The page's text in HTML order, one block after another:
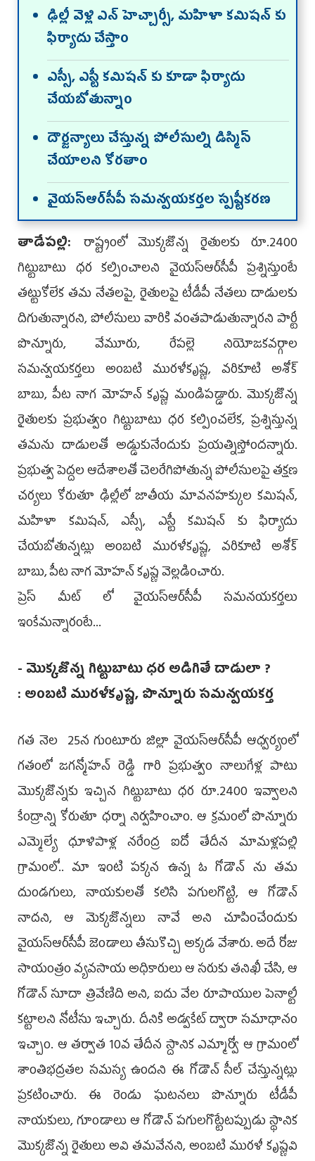
ఢిల్లీ వెళ్లి ఎన్ హెచ్చార్సీ, మహిళా కమిషన్ కు
ఫిర్యాదు చేస్తాం
ఎస్సీ, ఎస్టీ కమిషన్ కు కూడా ఫిర్యాదు
చేయబోతున్నాం
దౌర్జన్యాలు చేస్తున్న పోలీసుల్ని డిస్మిస్
చేయాలని కోరతాం
వైయస్ఆర్‌సీపీ సమన్వయకర్తల స్పష్టీకరణ
తాడేపల్లి: రాష్ట్రంలో మొక్కజొన్న రైతులకు రూ.2400
గిట్టుబాటు ధర కల్పించాలని వైయస్ఆర్‌సీపీ ప్రశ్నిస్తుంటే
తట్టుకోలేక తమ నేతలపై, రైతులపై టీడీపీ నేతలు దాడులకు
దిగుతున్నారని, పోలీసులు వారికి వంతపాడుతున్నారని పార్టీ
పొన్నూరు, వేమూరు, రేపల్లె నియోజకవర్గాల
సమన్వయకర్తలు అంబటి మురళీకృష్ణ, వరికూటి అశోక్
బాబు, పీట నాగ మోహన్ కృష్ణ మండిపడ్డారు. మొక్కజొన్న
రైతులకు ప్రభుత్వం గిట్టుబాటు ధర కల్పించలేక, ప్రశ్నిస్తున్న
తమను దాడులతో అడ్డుకునేందుకు ప్రయత్నిస్తోందన్నారు.
ప్రభుత్వ పెద్దల ఆదేశాలతో చెలరేగిపోతున్న పోలీసులపై తక్షణ
చర్యలు కోరుతూ ఢిల్లీలో జాతీయ మావనహక్కుల కమిషన్,
మహిళా కమిషన్, ఎస్సీ, ఎస్టీ కమిషన్ కు ఫిర్యాదు
చేయబోతున్నట్లు అంబటి మురళీకృష్ణ, వరికూటి అశోక్
బాబు, పీట నాగ మోహన్ కృష్ణ వెల్లడించారు.
ప్రెస్ మీట్ లో వైయస్ఆర్‌సీపీ సమనయకర్తలు
ఇంకేమన్నారంటే...
- మొక్కజొన్న గిట్టుబాటు ధర అడిగితే దాడులా ?
: అంబటి మురళీకృష్ణ, పొన్నూరు సమన్వయకర్త
గత నెల 25న గుంటూరు జిల్లా వైయస్ఆర్‌సీపీ ఆధ్వర్యంలో
గతంలో జగన్మోహన్ రెడ్డి గారి ప్రభుత్వం నాలుగేళ్ల పాటు
మొక్కజొన్నకు ఇచ్చిన గిట్టుబాటు ధర రూ.2400 ఇవ్వాలని
కేంద్రాన్ని కోరుతూ ధర్నా నిర్వహించాం. ఆ క్రమంలో పొన్నూరు
ఎమ్మెల్యే ధూళిపాళ్ల నరేంద్ర ఐదో తేదీన మామళ్లపల్లి
గ్రామంలో.. మా ఇంటి పక్కన ఉన్న ఓ గోడౌన్ ను తమ
దుండగులు, నాయకులతో కలిసి పగులగొట్టి, ఆ గోడౌన్
నాదని, ఆ మెక్కజొన్నలు నావే అని చూపించేందుకు
వైయస్ఆర్‌సీపీ జెండాలు తీసుకొచ్చి అక్కడ వేశారు. అదే రోజు
సాయంత్రం వ్యవసాయ అధికారులు ఆ సరుకు తనిఖీ చేసి, ఆ
గోడౌన్ సూదా త్రివేణిది అని, ఐదు వేల రూపాయుల పెనాల్టీ
కట్టాలని నోటీసు ఇచ్చారు. దీనికి అడ్వకేట్ ద్వారా సమాధానం
ఇచ్చాం. ఆ తర్వాత 10వ తేదీన స్దానిక ఎమ్మార్వో ఆ గ్రామంలో
శాంతిభద్రతల సమస్య ఉందని ఈ గోడౌన్ సీల్ చేస్తున్నట్లు
ప్రకటించారు. ఈ రెండు ఘటనలు పొన్నూరు టీడీపీ
నాయకులు, గూండాలు ఆ గోడౌన్ పగులగొట్టేటప్పుడు స్థానిక
మొక్కజొన్న రైతులు అవి తమవేనని, అంబటి మురళీ కృష్ణవి